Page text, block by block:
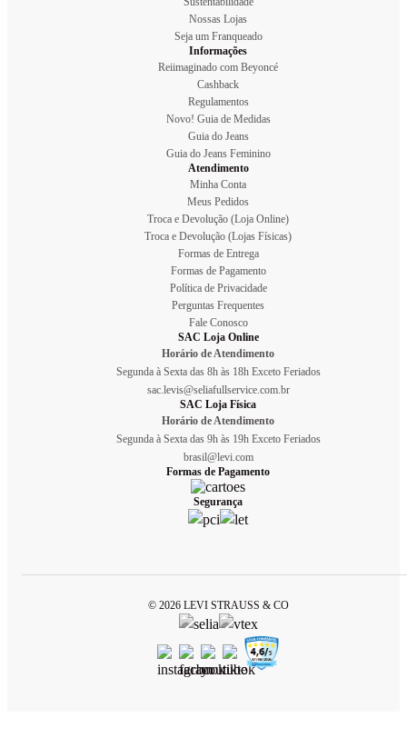
Nossas Lojas
Seja um Franqueado
Informações
Reiimaginado com Beyoncé
Cashback
Regulamentos
Novo! Guia de Medidas
Guia do Jeans
Guia do Jeans Feminino
Atendimento
Minha Conta
Meus Pedidos
Troca e Devolução (Loja Online)
Troca e Devolução (Lojas Físicas)
Formas de Entrega
Formas de Pagamento
Política de Privacidade
Perguntas Frequentes
Fale Conosco
SAC Loja Online
Horário de Atendimento
Segunda à Sexta das 8h às 18h Exceto Feriados
sac.levis@seliafullservice.com.br
SAC Loja Física
Horário de Atendimento
Segunda à Sexta das 9h às 19h Exceto Feriados
brasil@levi.com
Formas de Pagamento
Segurança
© 2026 LEVI STRAUSS & CO